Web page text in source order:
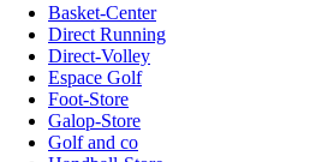
Basket-Center
Direct Running
Direct-Volley
Espace Golf
Foot-Store
Galop-Store
Golf and co